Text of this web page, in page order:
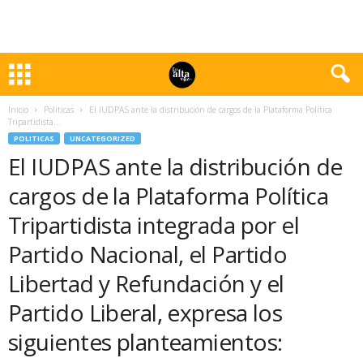
Inicio Politicas
El IUDPAS ante la distribución de cargos de la Plataforma Política
Tripartidista...
POLITICAS UNCATEGORIZED
El IUDPAS ante la distribución de
cargos de la Plataforma Política
Tripartidista integrada por el
Partido Nacional, el Partido
Libertad y Refundación y el
Partido Liberal, expresa los
siguientes planteamientos: